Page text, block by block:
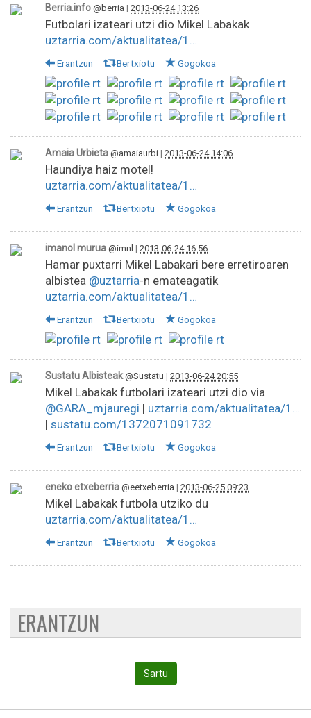
Berria.info @berria | 2013-06-24 13:26
Futbolari izateari utzi dio Mikel Labakak
uztarria.com/aktualitatea/1…
Erantzun Bertxiotu Gogokoa
Amaia Urbieta @amaiaurbi | 2013-06-24 14:06
Haundiya haiz motel!
uztarria.com/aktualitatea/1…
Erantzun Bertxiotu Gogokoa
imanol murua @imnl | 2013-06-24 16:56
Hamar puxtarri Mikel Labakari bere erretiroaren
albistea @uztarria-n emateagatik
uztarria.com/aktualitatea/1…
Erantzun Bertxiotu Gogokoa
Sustatu Albisteak @Sustatu | 2013-06-24 20:55
Mikel Labakak futbolari izateari utzi dio via
@GARA_mjauregi | uztarria.com/aktualitatea/1…
| sustatu.com/1372071091732
Erantzun Bertxiotu Gogokoa
eneko etxeberria @eetxeberria | 2013-06-25 09:23
Mikel Labakak futbola utziko du
uztarria.com/aktualitatea/1…
Erantzun Bertxiotu Gogokoa
ERANTZUN
Sartu